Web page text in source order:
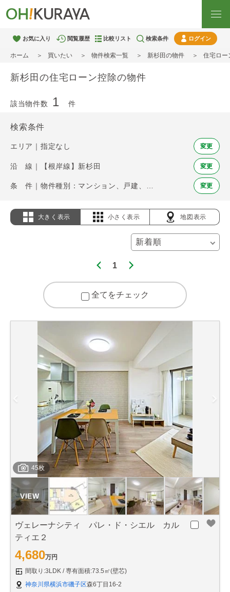
お気に入り 閲覧履歴 比較リスト 検索条件 ログイン
ホーム 買いたい 物件検索一覧 新杉田の物件 住宅ロー
新杉田の住宅ローン控除の物件
該当物件数 1 件
検索条件
エリア｜指定なし 変更
沿 線｜【根岸線】新杉田 変更
変更
大きく表示 小さく表示 地図表示
1
全てをチェック
45枚
ヴェレーナシティ パレ・ド・シエル カル
ティエ２
4,680万円
間取り:3LDK
専有面積:73.5㎡(壁芯)
神奈川県横浜市磯子区森6丁目16-2